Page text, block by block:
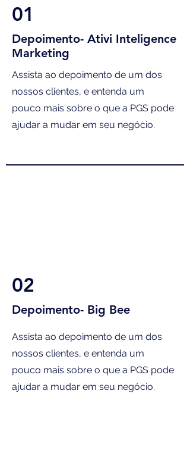
01
Depoimento- Ativi Inteligence
Marketing
Assista ao depoimento de um dos
nossos clientes, e entenda um
pouco mais sobre o que a PGS pode
ajudar a mudar em seu negócio.
02
Depoimento- Big Bee
Assista ao depoimento de um dos
nossos clientes, e entenda um
pouco mais sobre o que a PGS pode
ajudar a mudar em seu negócio.